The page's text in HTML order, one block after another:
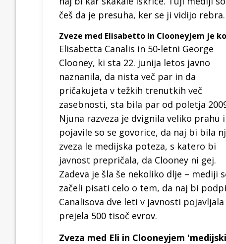
češ da je presuha, ker se ji vidijo rebra.
Zveze med Elisabetto in Clooneyjem je
Elisabetta Canalis in 50-letni George
Clooney, ki sta 22. junija letos javno
naznanila, da nista več par in da
pričakujeta v težkih trenutkih več
zasebnosti, sta bila par od poletja
Njuna razveza je dvignila veliko prahu
pojavile so se govorice, da naj bi bila
zveza le medijska poteza, s katero bi
javnost prepričala, da Clooney ni gej.
Zadeva je šla še nekoliko dlje – mediji
začeli pisati celo o tem, da naj bi
Canalisova dve leti v javnosti
prejela 500 tisoč evrov.
Zveza med Eli in Clooneyjem